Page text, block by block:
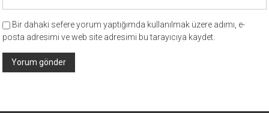
Bir dahaki sefere yorum yaptığımda kullanılmak üzere adımı, e-
posta adresimi ve web site adresimi bu tarayıcıya kaydet.